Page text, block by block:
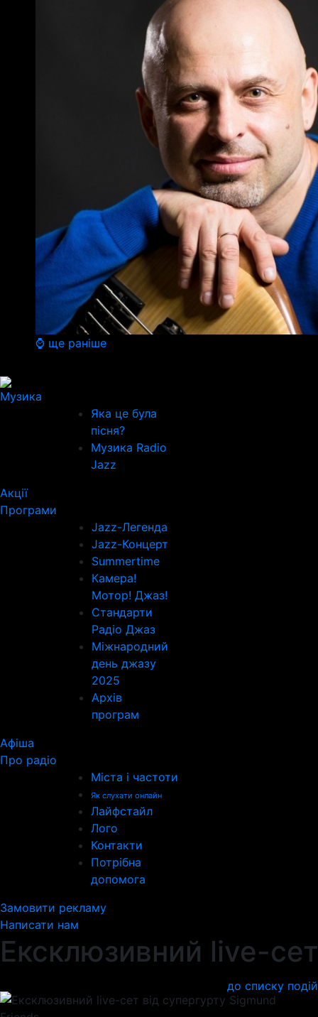
⌚ ще раніше
Музика
Яка це була
пісня?
Музика Radio
Jazz
Акції
Програми
Jazz-Легенда
Jazz-Концерт
Summertime
Камера!
Мотор! Джаз!
Стандарти
Радіо Джаз
Міжнародний
день джазу
2025
Архів
програм
Афіша
Про радіо
Міста і частоти
Як слухати онлайн
Лайфстайл
Лого
Контакти
Потрібна
допомога
Замовити рекламу
Написати нам
Ексклюзивний live-
до списку подій